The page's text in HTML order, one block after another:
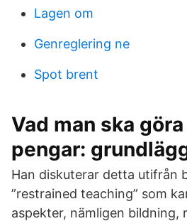
Lagen om
Genreglering ne
Spot brent
Vad man ska
pengar:
Han diskuterar detta utifrån
”restrained teaching” som
aspekter, nämligen bildning,